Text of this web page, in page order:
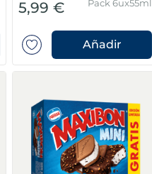
5,99 € Pack 6ux55ml
Añadir